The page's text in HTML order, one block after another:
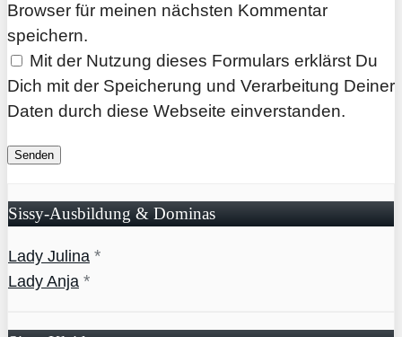
Browser für meinen nächsten Kommentar
speichern.
Mit der Nutzung dieses Formulars erklärst Du
Dich mit der Speicherung und Verarbeitung Deiner
Daten durch diese Webseite einverstanden.
Sissy-Ausbildung & Dominas
Lady Julina *
Lady Anja *